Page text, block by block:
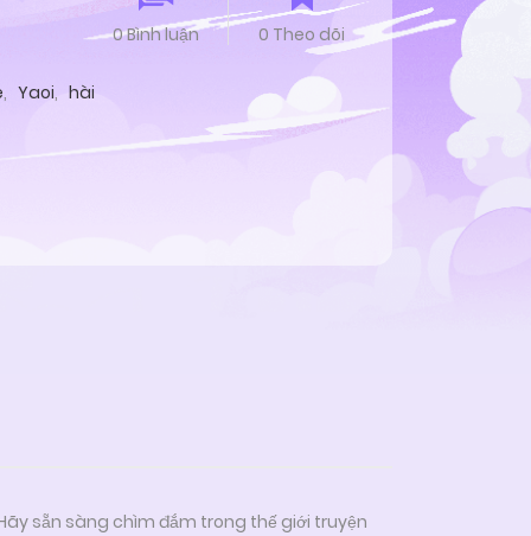
, Yaoi, hài
0 Bình luận 0 Theo dõi
sẵn sàng chìm đắm trong thế giới truyện